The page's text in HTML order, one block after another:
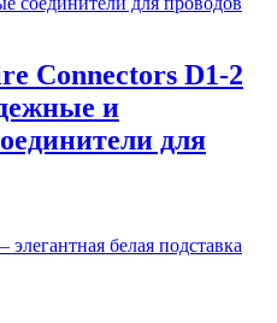
Connectors D1-2
и
для